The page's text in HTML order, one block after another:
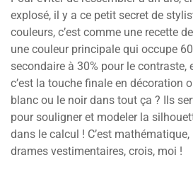
explosé, il y a ce petit secret de
couleurs, c’est comme une recette
une couleur principale qui occupe
secondaire à 30% pour le contraste,
c’est la touche finale en décoration
blanc ou le noir dans tout ça ? Ils
pour souligner et modeler la
dans le calcul ! C’est
drames vestimentaires, crois, moi !